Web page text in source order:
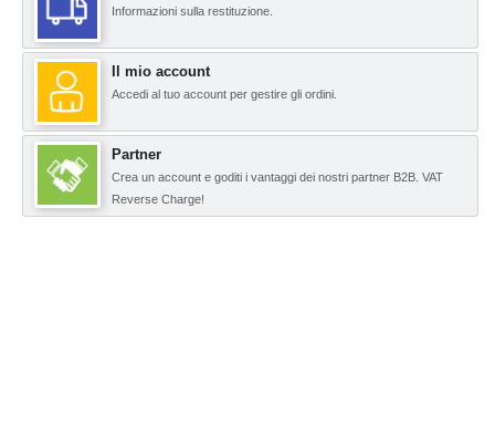
Informazioni sulla restituzione.
Il mio account
Accedi al tuo account per gestire gli ordini.
Partner
Crea un account e goditi i vantaggi dei nostri partner B2B. VAT
Reverse Charge!